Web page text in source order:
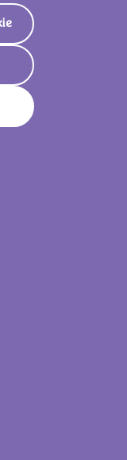
v ochraně
loves Green“,
parkem.
je
přírodních
Taury jako